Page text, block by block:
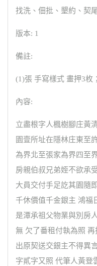
找洗、佃批、墾約、契
版本: 1
備註:
(1)張 手寫樣式 畫押3枚
內容:
立盡根字人楓樹腳庄黃
園壹所址在隱林庄東至
為界北至張家為界四至
房親伯叔兄弟姪不欲承
大員交付手足訖其園隨
千休價值千金銀主 鴻福
是潭承祖父物業與別房
無 欠了番租付執為照
出原契送交銀主不得異
字貳字又照 代筆人黃登